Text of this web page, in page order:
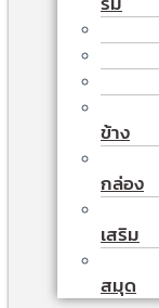
ข้าง
กล่อง
เสริม
สมุด